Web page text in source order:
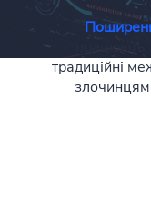
працюють
традиційні
злочинцям